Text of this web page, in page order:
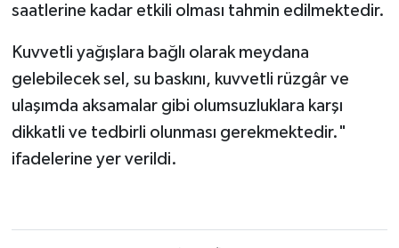
saatlerine kadar etkili olması tahmin edilmektedir.
Kuvvetli yağışlara bağlı olarak meydana
gelebilecek sel, su baskını, kuvvetli rüzgâr ve
ulaşımda aksamalar gibi olumsuzluklara karşı
dikkatli ve tedbirli olunması gerekmektedir."
ifadelerine yer verildi.